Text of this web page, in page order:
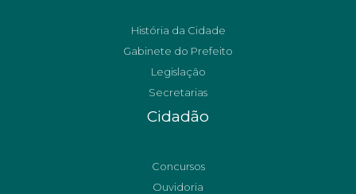
História da Cidade
Gabinete do Prefeito
Legislação
Secretarias
Cidadão
Concursos
Ouvidoria